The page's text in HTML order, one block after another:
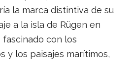
la marca distintiva de su
a la isla de Rügen en
fascinado con los
y los paisajes marítimos,